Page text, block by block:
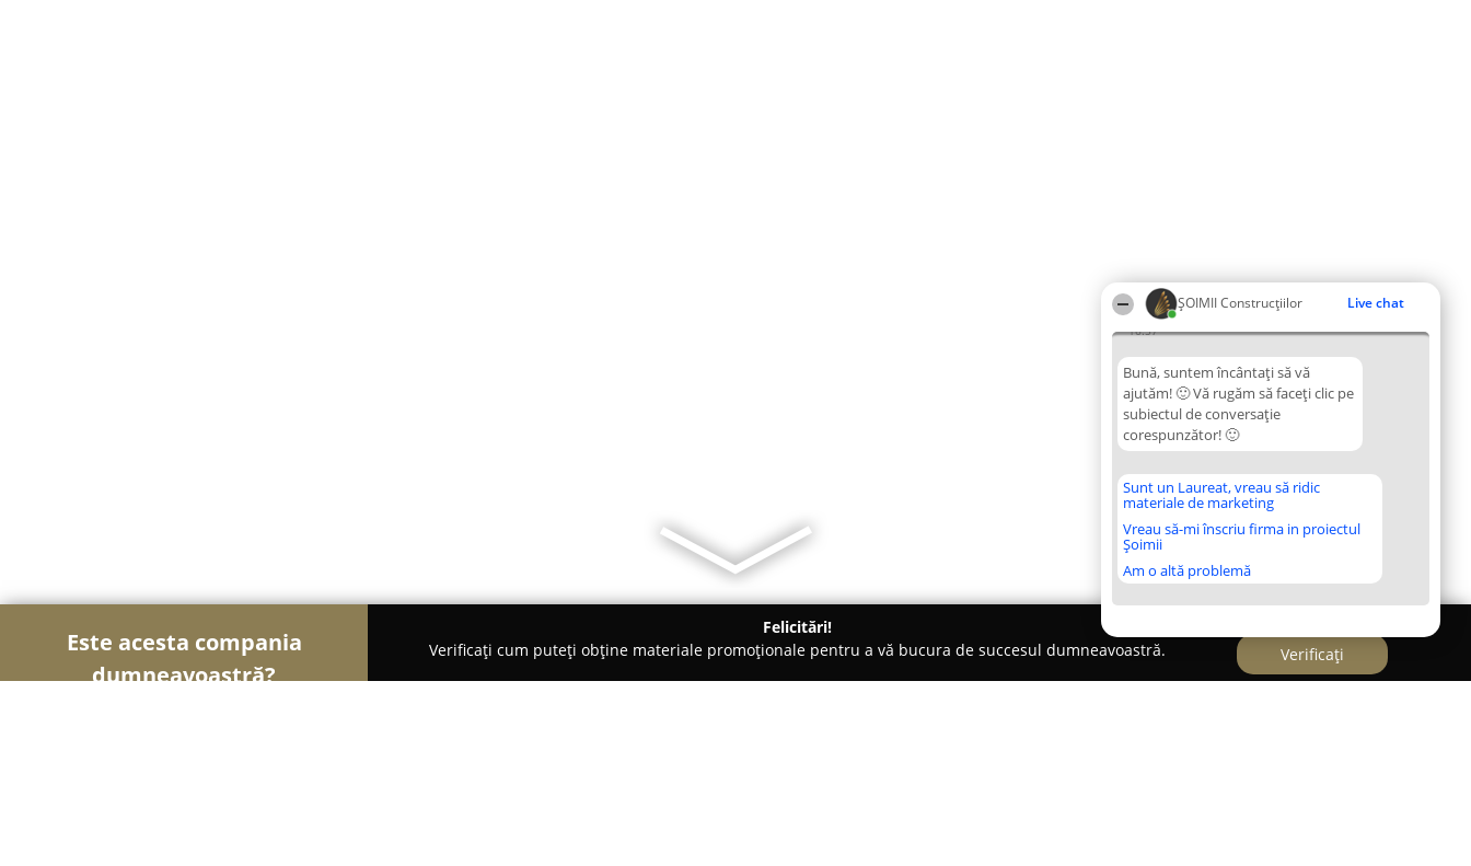
ȘOIMII Construcțiilor Live chat
16:57
Bună, suntem încântați să vă
ajutăm! 🙂 Vă rugăm să faceți clic pe
subiectul de conversație
corespunzător! 🙂
Sunt un Laureat, vreau să ridic
materiale de marketing
Vreau să-mi înscriu firma in proiectul
Șoimii
Am o altă problemă
Este acesta compania
dumneavoastră?
Felicitări!
Verificați cum puteți obține materiale promoționale pentru a vă bucura de succesul dumneavoastră.
Verificați